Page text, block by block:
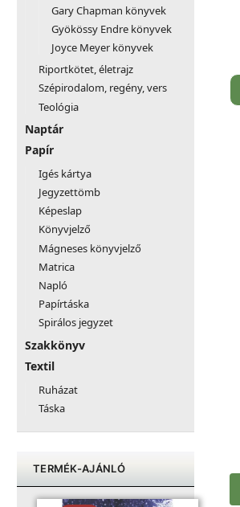
Gary Chapman könyvek
Gyökössy Endre könyvek
Joyce Meyer könyvek
Riportkötet, életrajz
Szépirodalom, regény, vers
Teológia
Naptár
Papír
Igés kártya
Jegyzettömb
Képeslap
Könyvjelző
Mágneses könyvjelző
Matrica
Napló
Papírtáska
Spirálos jegyzet
Szakkönyv
Textil
Ruházat
Táska
TERMÉK-AJÁNLÓ